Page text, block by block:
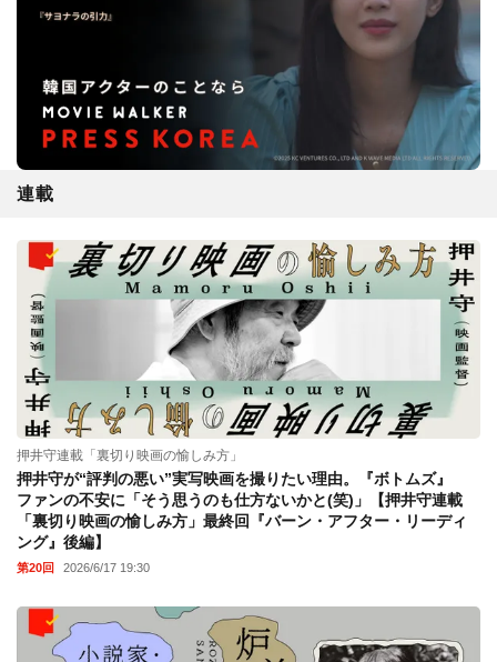
連載
押井守連載「裏切り映画の愉しみ方」
押井守が“評判の悪い”実写映画を撮りたい理由。『ボトムズ』
ファンの不安に「そう思うのも仕方ないかと(笑)」【押井守連載
「裏切り映画の愉しみ方」最終回『バーン・アフター・リーディ
ング』後編】
第20回 2026/6/17 19:30